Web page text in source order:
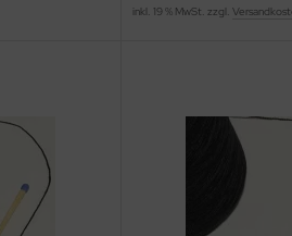
inkl. 19 % MwSt. zzgl.